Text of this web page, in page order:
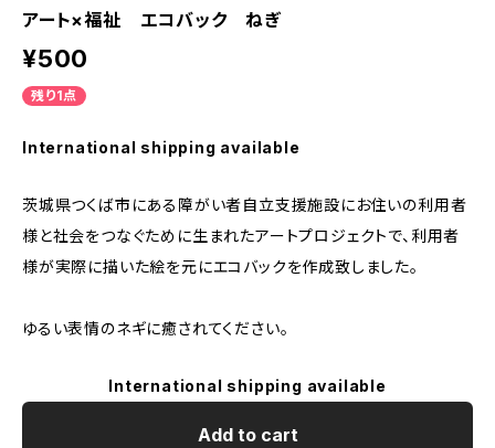
アート×福祉 エコバック ねぎ
¥500
残り1点
International shipping available
茨城県つくば市にある障がい者自立支援施設にお住いの利用者
様と社会をつなぐために生まれたアートプロジェクトで、利用者
様が実際に描いた絵を元にエコバックを作成致しました。
ゆるい表情のネギに癒されてください。
International shipping available
Add to cart